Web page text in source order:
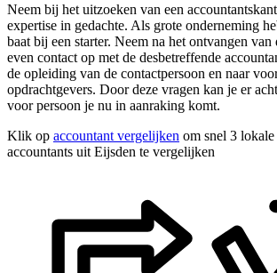
Neem bij het uitzoeken van een
expertise in gedachte. Als grote onderneming
baat bij een starter. Neem na het ontvangen
even contact op met de desbetreffende
de opleiding van de contactpersoon en naar
opdrachtgevers. Door deze vragen kan je er
voor persoon je nu in aanraking komt.
Klik op accountant vergelijken om snel 3 lokale
accountants uit Eijsden te vergelijken